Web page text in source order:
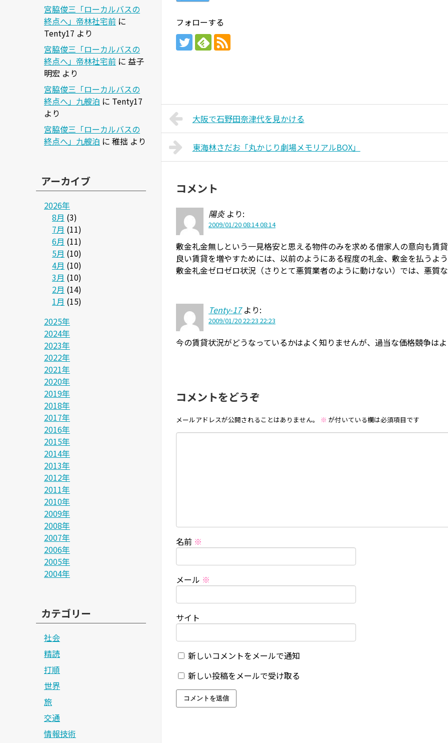
フォローする
大阪で石野田奈津代を見かける
東海林さだお「丸かじり劇場メモリアルBOX」
コメント
陽炎 より:
2009/01/20 08:14 08:14
敷金礼金無しという一見格安と思える物件のみを求める借家人の意向も賃
良い賃貸を増やすためには、以前のようにある程度の礼金、敷金を払うよ
敷金礼金ゼロゼロ状況（さりとて悪質業者のように動けない）では、悪質
Tenty-17 より:
2009/01/20 22:23 22:23
今の賃貸状況がどうなっているかはよく知りませんが、過当な価格競争はよ
コメントをどうぞ
メールアドレスが公開されることはありません。 ※ が付いている欄は必須項目です
名前 ※
メール ※
サイト
新しいコメントをメールで通知
新しい投稿をメールで受け取る
宮脇俊三「ローカルバスの
終点へ」帝林社宅前 に
Tenty17 より
宮脇俊三「ローカルバスの
終点へ」帝林社宅前 に 益子
明宏 より
宮脇俊三「ローカルバスの
終点へ」九艘泊 に Tenty17
より
宮脇俊三「ローカルバスの
終点へ」九艘泊 に 稚拙 より
アーカイブ
2026年
8月 (3)
7月 (11)
6月 (11)
5月 (10)
4月 (10)
3月 (10)
2月 (14)
1月 (15)
2025年
2024年
2023年
2022年
2021年
2020年
2019年
2018年
2017年
2016年
2015年
2014年
2013年
2012年
2011年
2010年
2009年
2008年
2007年
2006年
2005年
2004年
カテゴリー
社会
精読
打順
世界
旅
交通
情報技術